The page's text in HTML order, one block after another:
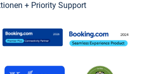
+ Priority Support